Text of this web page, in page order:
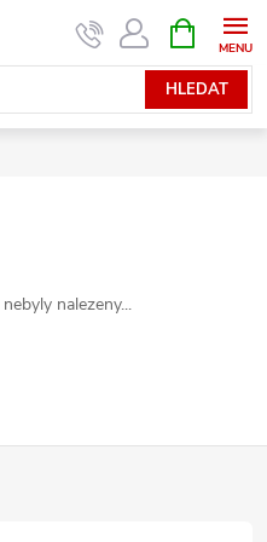
HLEDAT
NÁKUPNÍ
KOŠÍK
nebyly nalezeny...